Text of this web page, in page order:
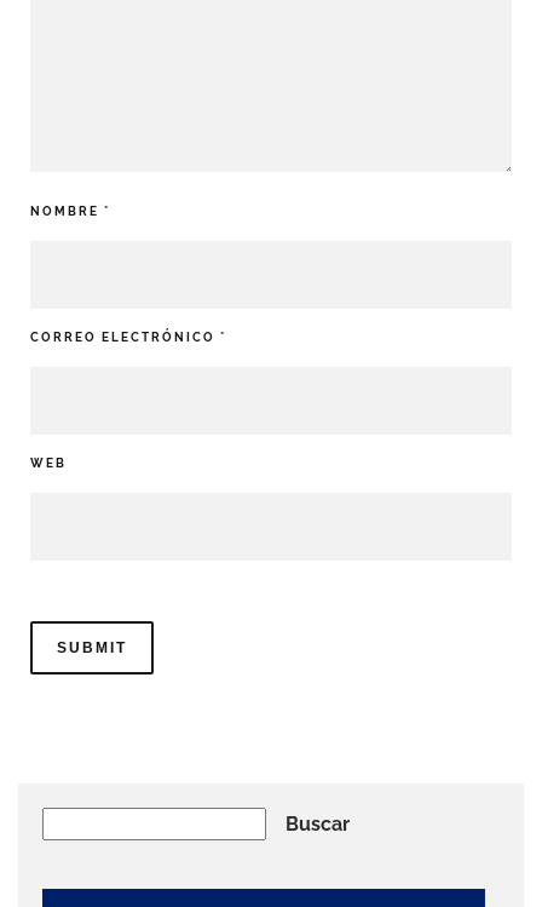
NOMBRE *
CORREO ELECTRÓNICO *
WEB
Buscar